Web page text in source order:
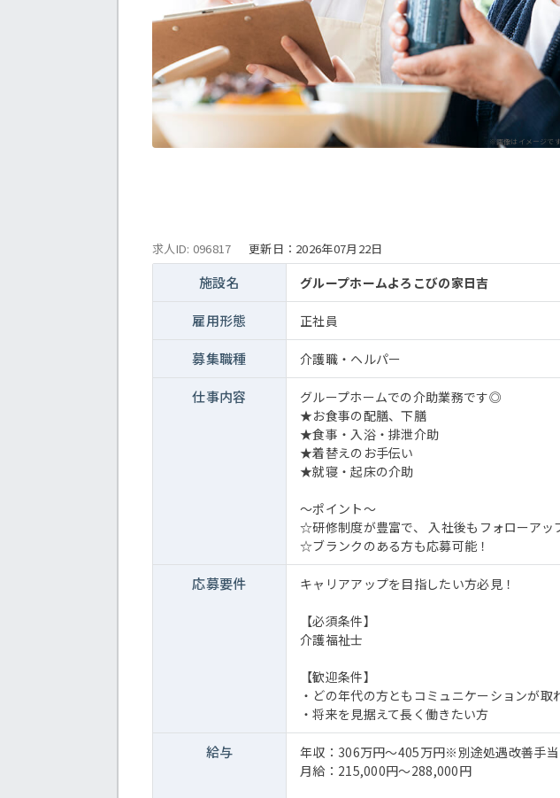
※画像はイメージです
求人ID: 096817 更新日： 2026年07月22日
施設名 グループホームよろこびの家日吉
雇用形態 正社員
募集職種 介護職・ヘルパー
仕事内容
グループホームでの介助業務です◎
★お食事の配膳、下膳
★食事・入浴・排泄介助
★着替えのお手伝い
★就寝・起床の介助
～ポイント～
☆研修制度が豊富で、 入社後もフォローアッ
☆ブランクのある方も応募可能！
応募要件 キャリアアップを目指したい方必見！
【必須条件】
介護福祉士
【歓迎条件】
・どの年代の方ともコミュニケーションが取
・将来を見据えて長く働きたい方
給与
年収：306万円～405万円※別途処遇改善手当
月給：215,000円～288,000円